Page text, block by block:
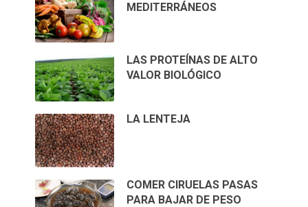
MEDITERRÁNEOS
LAS PROTEÍNAS DE ALTO
VALOR BIOLÓGICO
LA LENTEJA
COMER CIRUELAS PASAS
PARA BAJAR DE PESO